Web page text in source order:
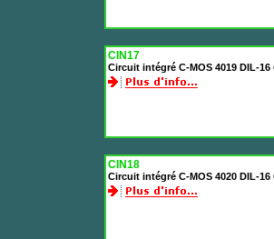
CIN17
Circuit intégré C-MOS 4019 DIL-
CIN18
Circuit intégré C-MOS 4020 DIL-